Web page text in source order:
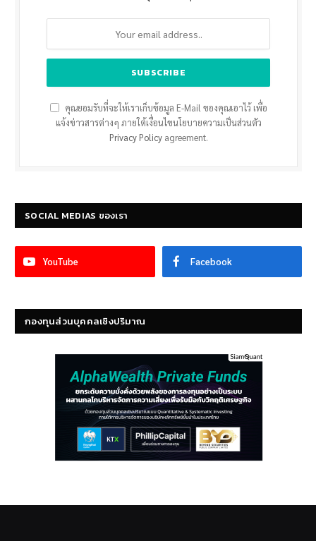
คุณยอมรับที่จะให้เราเก็บข้อมูล E-Mail ของคุณเอาไว้ เพื่อ
แจ้งข่าวสารต่างๆ ภายใต้เงื่อนไขนโยบายความเป็นส่วนตัว
Privacy Policyagreement.
SOCIAL MEDIAS ของเรา
YouTube Facebook
กองทุนส่วนบุคคลเชิงปริมาณ